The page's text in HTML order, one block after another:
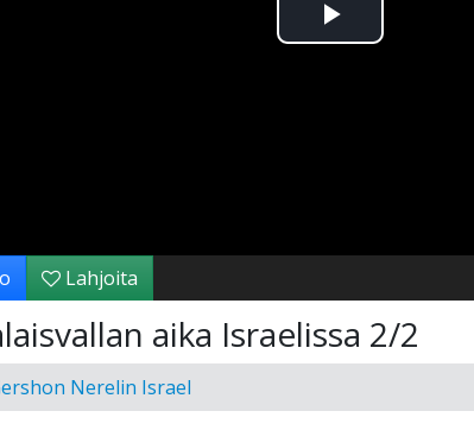
Toista
Lahjoita
aika Israelissa 2/2
Nerelin Israel